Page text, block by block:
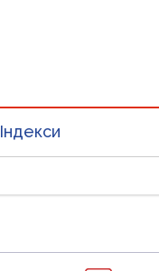
Індекси